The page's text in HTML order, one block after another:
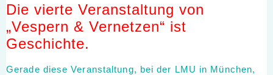
Die vierte Veranstaltung von
„Vespern & Vernetzen“ ist
Geschichte.
Gerade diese Veranstaltung, bei der LMU in München,